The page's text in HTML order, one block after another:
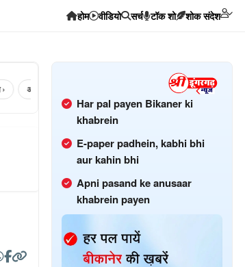
होम वीडियो सर्च टॉक शो शोक संदेश
अलवर › hanumangarh ›
Har pal payen Bikaner ki
khabrein
E-paper padhein, kabhi bhi
aur kahin bhi
Apni pasand ke anusaar
khabrein payen